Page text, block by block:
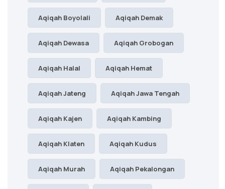
Aqiqah Boyolali Aqiqah Demak
Aqiqah Dewasa Aqiqah Grobogan
Aqiqah Halal Aqiqah Hemat
Aqiqah Jateng Aqiqah Jawa Tengah
Aqiqah Kajen Aqiqah Kambing
Aqiqah Klaten Aqiqah Kudus
Aqiqah Murah Aqiqah Pekalongan